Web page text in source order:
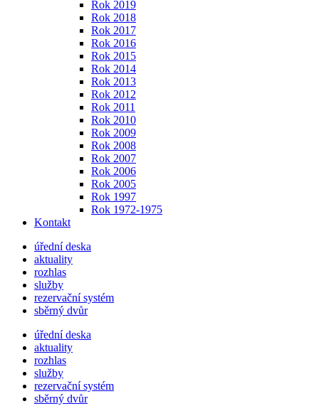
Rok 2019
Rok 2018
Rok 2017
Rok 2016
Rok 2015
Rok 2014
Rok 2013
Rok 2012
Rok 2011
Rok 2010
Rok 2009
Rok 2008
Rok 2007
Rok 2006
Rok 2005
Rok 1997
Rok 1972-1975
Kontakt
úřední deska
aktuality
rozhlas
služby
rezervační systém
sběrný dvůr
úřední deska
aktuality
rozhlas
služby
rezervační systém
sběrný dvůr